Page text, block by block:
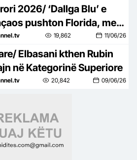
e ekipit
2026/ ‘Dallga Blu’ e
pushton Florida, me
që do të hyjë në librin
19,862 11/06/26
Elbasani kthen Rubin
në Kategorinë Superiore
20,842 09/06/26